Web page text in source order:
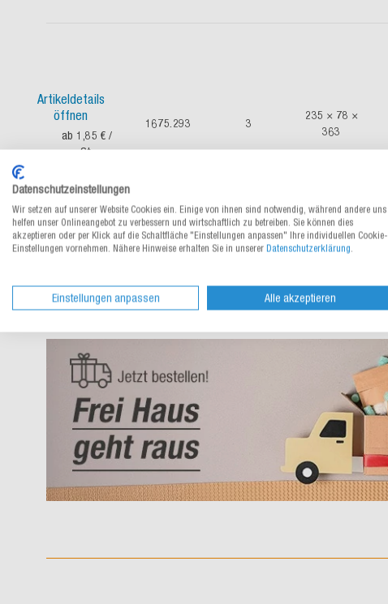
Artikeldetails
öffnen
ab 1,85 € /
St.
1675.293 3
235 × 78 ×
363
Datenschutzeinstellungen
Wir setzen auf unserer Website Cookies ein. Einige von ihnen sind notwendig, während andere uns
helfen unser Onlineangebot zu verbessern und wirtschaftlich zu betreiben. Sie können dies
akzeptieren oder per Klick auf die Schaltfläche "Einstellungen anpassen" Ihre individuellen Cookie-
Einstellungen vornehmen. Nähere Hinweise erhalten Sie in unserer Datenschutzerklärung.
Einstellungen anpassen Alle akzeptieren